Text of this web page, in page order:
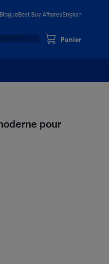
BlogueBest Buy AffairesEnglish
Panier
pour